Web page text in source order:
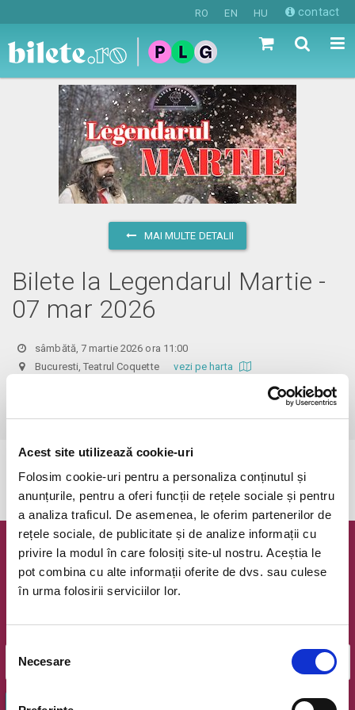
Acest site utilizează cookie-uri
Folosim cookie-uri pentru a personaliza conținutul și
anunțurile, pentru a oferi funcții de rețele sociale și pentru
a analiza traficul. De asemenea, le oferim partenerilor de
rețele sociale, de publicitate și de analize informații cu
privire la modul în care folosiți site-ul nostru. Aceștia le
pot combina cu alte informații oferite de dvs. sau culese
în urma folosirii serviciilor lor.
Selecția
consimțământului
Necesare
RO EN HU contact
MAI MULTE DETALII
Bilete la Legendarul Martie -
07 mar 2026
sâmbătă, 7 martie 2026 ora 11:00
Bucuresti, Teatrul Coquettevezi pe harta
Dupa ora inceperii reprezentatiei biletele isi pierd valabilitatea, iar
Newsletter @ Bilete.ro
Oferte exclusive si o editie saptamanala cu cele mai noi
OK